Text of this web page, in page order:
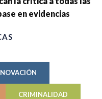
en evidencias
CRIMINALIDAD